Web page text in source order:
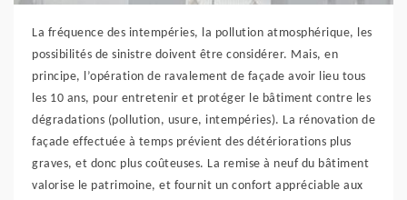
La fréquence des intempéries, la pollution atmosphérique, les
possibilités de sinistre doivent être considérer. Mais, en
principe, l’opération de ravalement de façade avoir lieu tous
les 10 ans, pour entretenir et protéger le bâtiment contre les
dégradations (pollution, usure, intempéries). La rénovation de
façade effectuée à temps prévient des détériorations plus
graves, et donc plus coûteuses. La remise à neuf du bâtiment
valorise le patrimoine, et fournit un confort appréciable aux